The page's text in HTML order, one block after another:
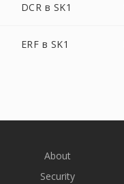
DCR в SK1
ERF в SK1
About
Security